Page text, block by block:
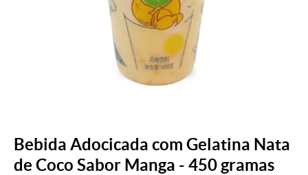
Bebida Adocicada com Gelatina Nata
de Coco Sabor Manga - 450 gramas